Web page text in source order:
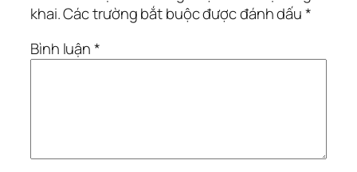
khai.Các trường bắt buộc được đánh dấu*
Bình luận*